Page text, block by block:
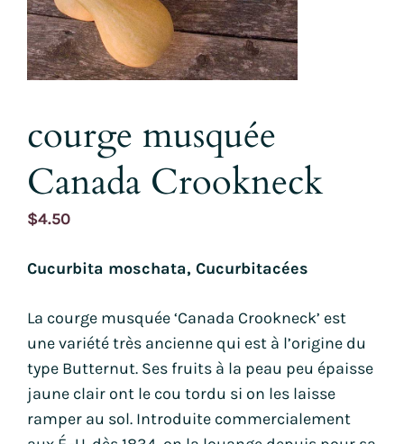
courge musquée
Canada Crookneck
$4.50
Cucurbita moschata, Cucurbitacées
La courge musquée ‘Canada Crookneck’ est
une variété très ancienne qui est à l’origine du
type Butternut. Ses fruits à la peau peu épaisse
jaune clair ont le cou tordu si on les laisse
ramper au sol. Introduite commercialement